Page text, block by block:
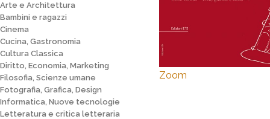
Arte e Architettura
Bambini e ragazzi
Cinema
Cucina, Gastronomia
Cultura Classica
Diritto, Economia, Marketing
Filosofia, Scienze umane
Fotografia, Grafica, Design
Informatica, Nuove tecnologie
Letteratura e critica letteraria
Zoom